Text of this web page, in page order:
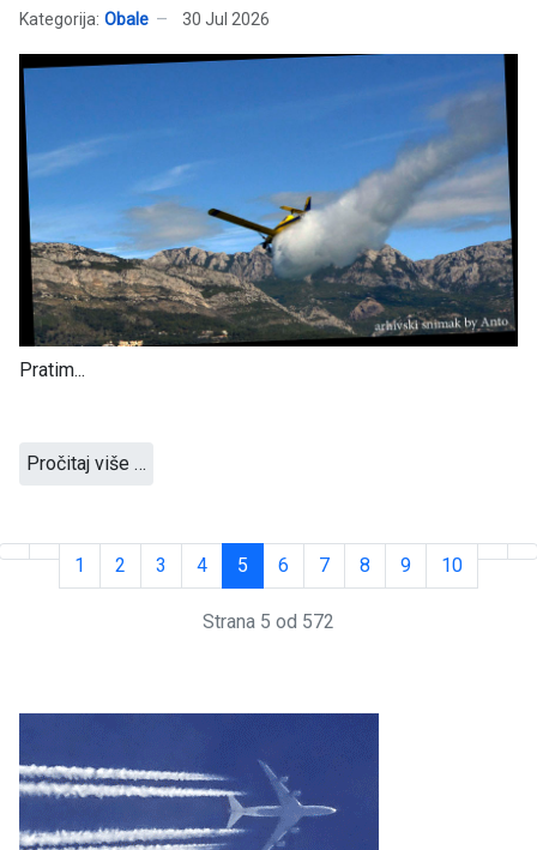
Kategorija: Obale 30 Jul 2026
Pratim...
Pročitaj više …
1 2 3 4 5 6 7 8 9 10
Strana 5 od 572